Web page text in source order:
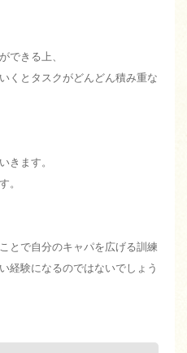
できる上、
くとタスクがどんどん積み重な
きます。
。
とで自分のキャパを広げる訓練
経験になるのではないでしょう